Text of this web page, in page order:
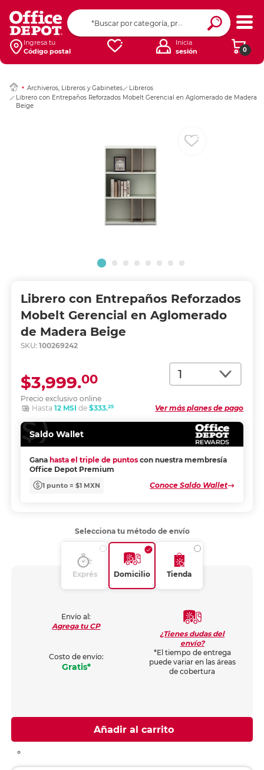
Ingresa tu
Código postal
0
Inicia
sesión
Archiveros, Libreros y Gabinetes
Libreros
Librero con Entrepaños Reforzados Mobelt Gerencial en Aglomerado de Madera
Beige
Librero con Entrepaños Reforzados
Mobelt Gerencial en Aglomerado
de Madera Beige
SKU: 100269242
Cantidad
Precio exclusivo online
$3,999.00
Ver más planes de pago
Hasta 12 MSI de $333.25
Saldo Wallet
Gana hasta el triple de puntos con nuestra membresía
Office Depot Premium
1 punto = $1 MXN Conoce Saldo Wallet
Ingresar Codigo
Selecciona tu método de envío
Exprés Domicilio Tienda
Envío al:
Agrega tu CP
Costo de envío:
Gratis*
¿Tienes dudas del
envío?
*El tiempo de entrega
puede variar en las áreas
de cobertura
Añadir al carrito